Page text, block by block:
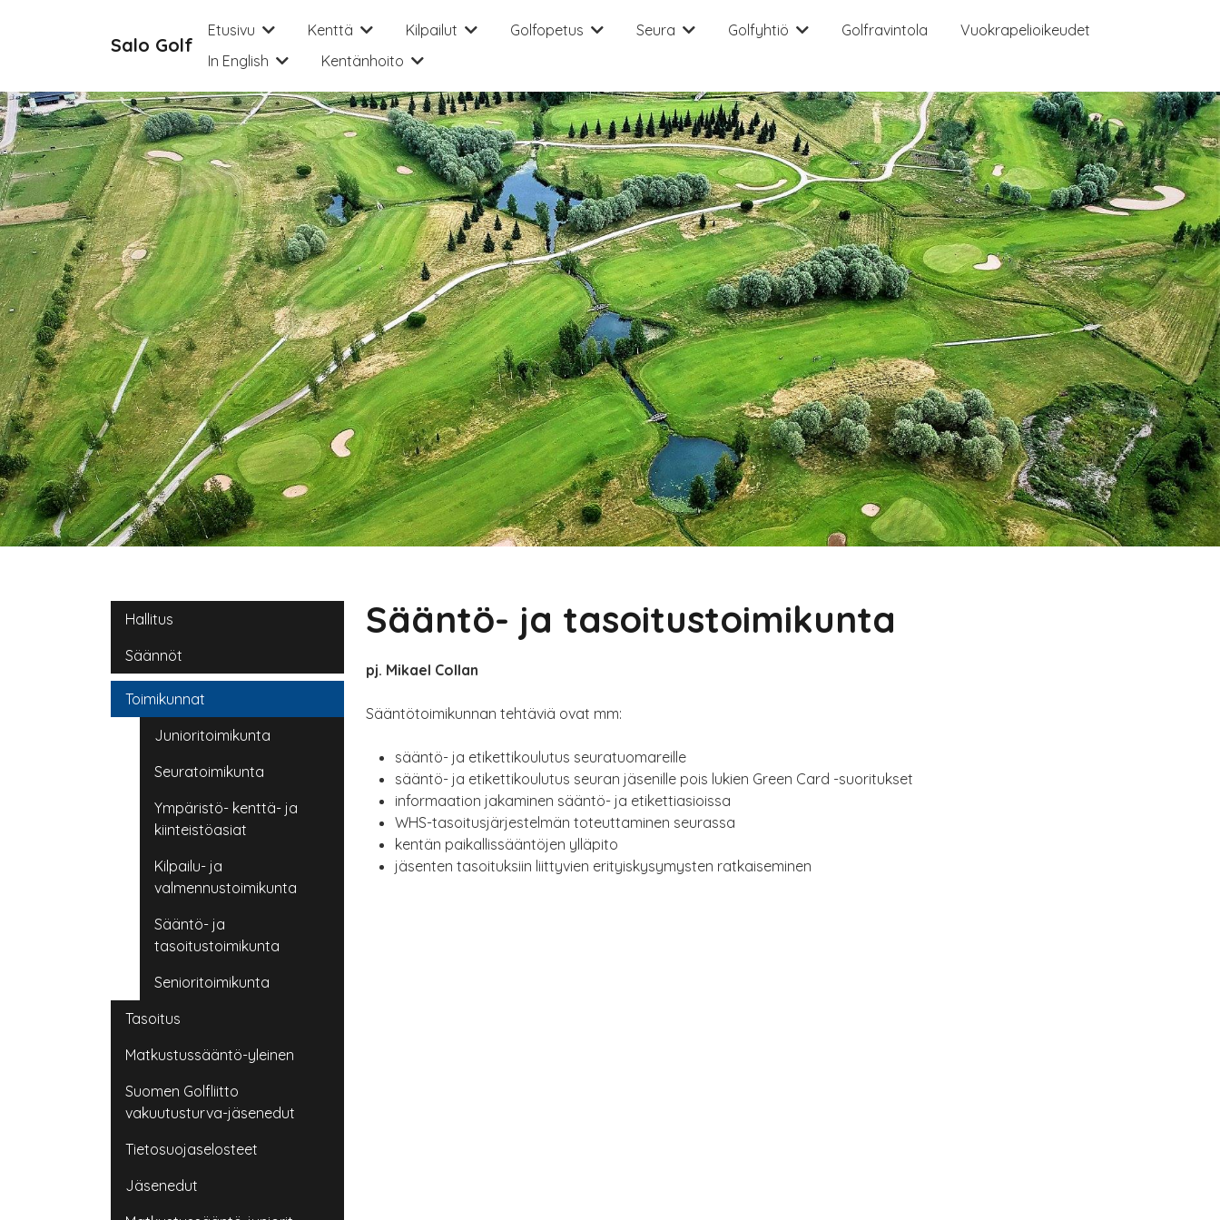
Salo Golf
Etusivu Kenttä Kilpailut Golfopetus Seura Golfyhtiö Golfravintola
Vuokrapelioikeudet
In English
Kentänhoito
Main navigation
Hallitus
Säännöt
Toimikunnat
Junioritoimikunta
Seuratoimikunta
Ympäristö- kenttä- ja
kiinteistöasiat
Kilpailu- ja
valmennustoimikunta
Sääntö- ja
tasoitustoimikunta
Senioritoimikunta
Tasoitus
Matkustussääntö-yleinen
Suomen Golfliitto
vakuutusturva-jäsenedut
Tietosuojaselosteet
Jäsenedut
Sääntö- ja tasoitustoimikunta
pj. Mikael Collan
Sääntötoimikunnan tehtäviä ovat mm:
sääntö- ja etikettikoulutus seuratuomareille
sääntö- ja etikettikoulutus seuran jäsenille pois lukien Green Card -suoritukset
informaation jakaminen sääntö- ja etikettiasioissa
WHS-tasoitusjärjestelmän toteuttaminen seurassa
kentän paikallissääntöjen ylläpito
jäsenten tasoituksiin liittyvien erityiskysymysten ratkaiseminen